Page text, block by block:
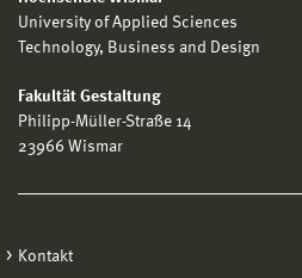
University of Applied Sciences
Technology, Business and Design
Fakultät Gestaltung
Philipp-Müller-Straße 14
23966 Wismar
Kontakt